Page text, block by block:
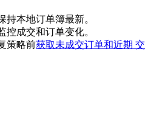
持本地订单簿最新。
控成交和订单变化。
策略前获取未成交订单和近期 交